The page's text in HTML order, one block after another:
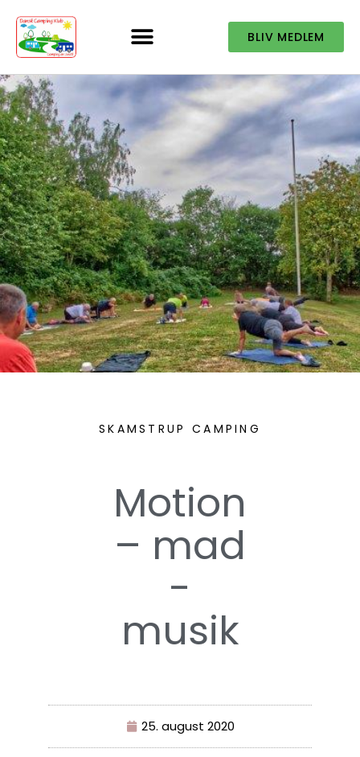
BLIV MEDLEM
SKAMSTRUP CAMPING
Motion
– mad
-
musik
25. august 2020